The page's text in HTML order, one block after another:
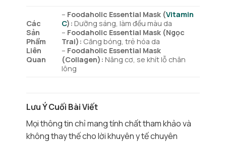
Các
Sản
Phẩm
Liên
Quan
– Foodaholic Essential Mask (Vitamin
C): Dưỡng sáng, làm đều màu da
– Foodaholic Essential Mask (Ngọc
Trai): Căng bóng, trẻ hóa da
– Foodaholic Essential Mask
(Collagen): Nâng cơ, se khít lỗ chân
lông
Lưu Ý Cuối Bài Viết
Mọi thông tin chỉ mang tính chất tham khảo và
không thay thế cho lời khuyên y tế chuyên